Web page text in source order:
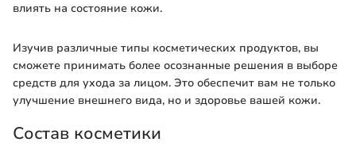
влиять на состояние кожи.
Изучив различные типы косметических продуктов, вы
сможете принимать более осознанные решения в выборе
средств для ухода за лицом. Это обеспечит вам не только
улучшение внешнего вида, но и здоровье вашей кожи.
Состав косметики